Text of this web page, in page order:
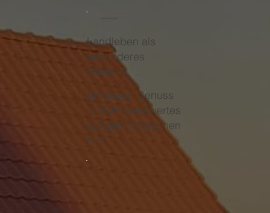
Landleben als
besonderes
Erlebnis
Erholung, Genuss
und Wissenswertes
auf dem Röhlschen
Hof